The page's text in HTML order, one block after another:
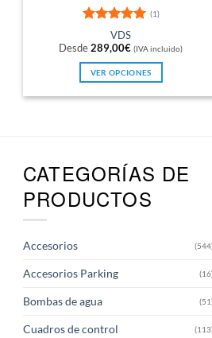
Valorado
con5de 5
(1)
VDS
Desde 289,00€ (IVA incluido)
VER OPCIONES
Las
opciones
se
CATEGORÍAS DE
PRODUCTOS
Accesorios
Accesorios Parking
Bombas de agua
Cuadros de control